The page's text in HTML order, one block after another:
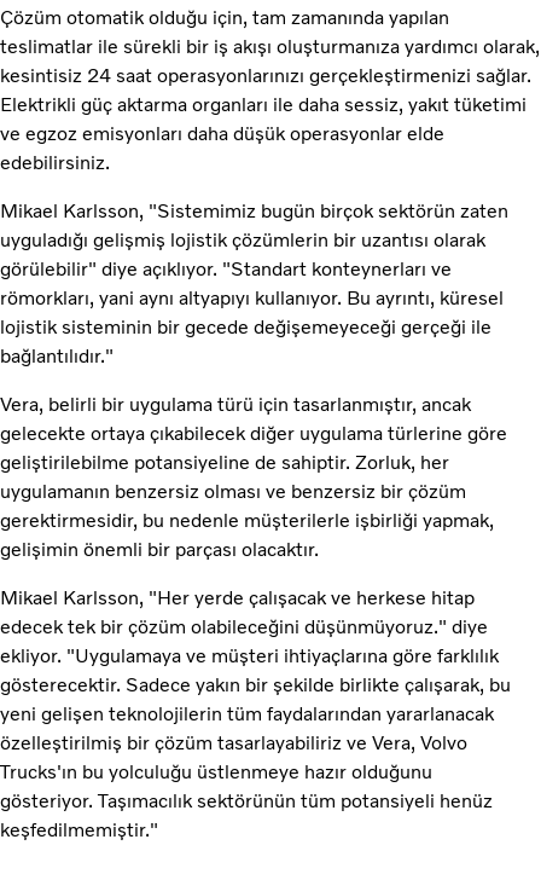
Çözüm otomatik olduğu için, tam zamanında yapılan
teslimatlar ile sürekli bir iş akışı oluşturmanıza yardımcı olarak,
kesintisiz 24 saat operasyonlarınızı gerçekleştirmenizi sağlar.
Elektrikli güç aktarma organları ile daha sessiz, yakıt tüketimi
ve egzoz emisyonları daha düşük operasyonlar elde
edebilirsiniz.
Mikael Karlsson, "Sistemimiz bugün birçok sektörün zaten
uyguladığı gelişmiş lojistik çözümlerin bir uzantısı olarak
görülebilir" diye açıklıyor. "Standart konteynerları ve
römorkları, yani aynı altyapıyı kullanıyor. Bu ayrıntı, küresel
lojistik sisteminin bir gecede değişemeyeceği gerçeği ile
bağlantılıdır."
Vera, belirli bir uygulama türü için tasarlanmıştır, ancak
gelecekte ortaya çıkabilecek diğer uygulama türlerine göre
geliştirilebilme potansiyeline de sahiptir. Zorluk, her
uygulamanın benzersiz olması ve benzersiz bir çözüm
gerektirmesidir, bu nedenle müşterilerle işbirliği yapmak,
gelişimin önemli bir parçası olacaktır.
Mikael Karlsson, "Her yerde çalışacak ve herkese hitap
edecek tek bir çözüm olabileceğini düşünmüyoruz." diye
ekliyor. "Uygulamaya ve müşteri ihtiyaçlarına göre farklılık
gösterecektir. Sadece yakın bir şekilde birlikte çalışarak, bu
yeni gelişen teknolojilerin tüm faydalarından yararlanacak
özelleştirilmiş bir çözüm tasarlayabiliriz ve Vera, Volvo
Trucks'ın bu yolculuğu üstlenmeye hazır olduğunu
gösteriyor. Taşımacılık sektörünün tüm potansiyeli henüz
keşfedilmemiştir."